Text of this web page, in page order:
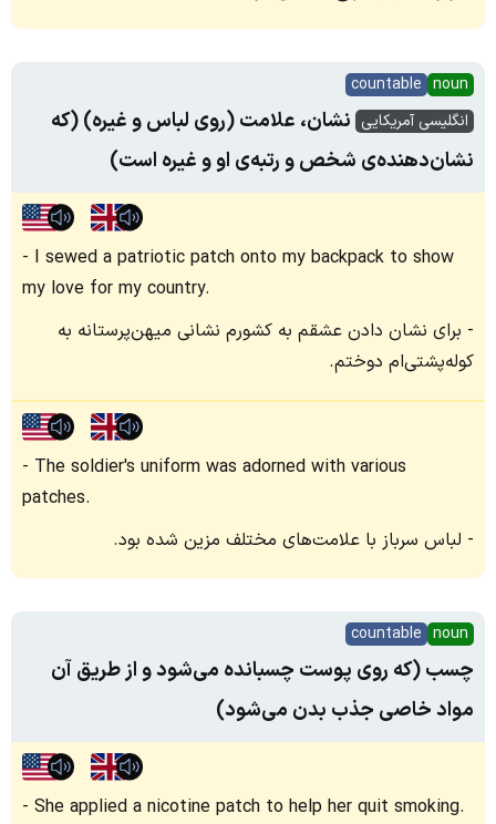
noun
countable
انگلیسی آمریکایی نشان، علامت (روی لباس و غیره) (که
نشان‌‌دهنده‌ی شخص و رتبه‌ی او و غیره است)
I sewed a patriotic patch onto my backpack to show
my love for my country.
برای نشان دادن عشقم به کشورم نشانی میهن‌پرستانه به
کوله‌پشتی‌ام دوختم.
The soldier's uniform was adorned with various
patches.
لباس سرباز با علامت‌های مختلف مزین شده بود.
noun
countable
چسب (که روی پوست چسبانده می‌شود و از طریق آن
مواد خاصی جذب بدن می‌شود)
She applied a nicotine patch to help her quit smoking.